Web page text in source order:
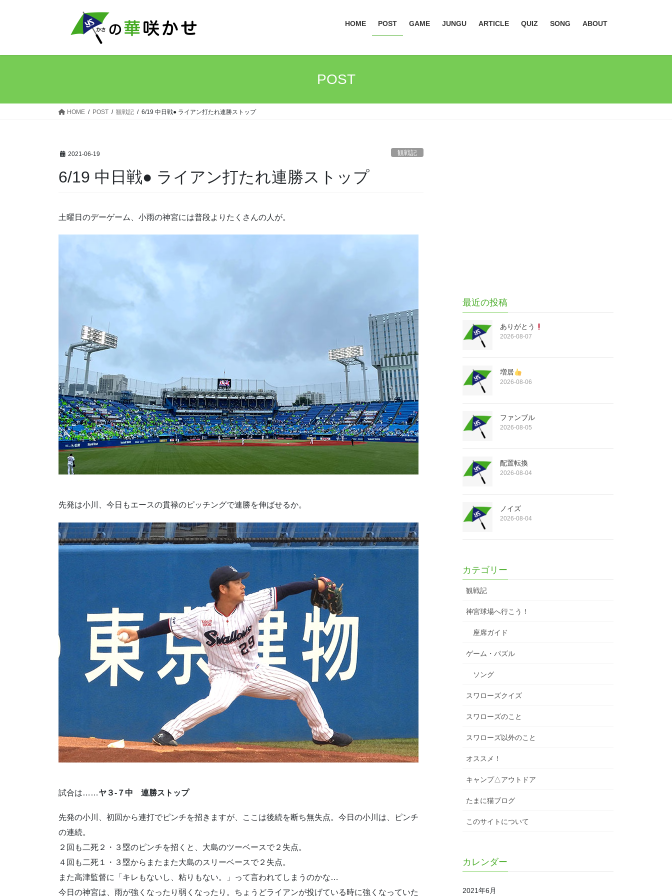
ツ
シ
HOME POST GAME JUNGU ARTICLE QUIZ SONG ABOUT
POST
HOME POST 観戦記 6/19 中日戦● ライアン打たれ連勝ストップ
2021-06-19 観戦記
6/19 中日戦● ライアン打たれ連勝ストップ
土曜日のデーゲーム、小雨の神宮には普段よりたくさんの人が。
先発は小川、今日もエースの貫禄のピッチングで連勝を伸ばせるか。
試合は……ヤ３-７中 連勝ストップ
先発の小川、初回から連打でピンチを招きますが、ここは後続を断ち無失点。今日の小川は、ピンチ
の連続。
２回も二死２・３塁のピンチを招くと、大島のツーベースで２失点。
４回も二死１・３塁からまたまた大島のスリーベースで２失点。
また高津監督に「キレもないし、粘りもない。」って言われてしまうのかな…
今日の神宮は、雨が強くなったり弱くなったり。ちょうどライアンが投げている時に強くなっていた
最近の投稿
ありがとう
2026-08-07
増居
2026-08-06
ファンブル
2026-08-05
配置転換
2026-08-04
ノイズ
2026-08-04
カテゴリー
観戦記
神宮球場へ行こう！
座席ガイド
ゲーム・パズル
ソング
スワローズクイズ
スワローズのこと
スワローズ以外のこと
オススメ！
キャンプ△アウトドア
たまに猫ブログ
このサイトについて
カレンダー
2021年6月